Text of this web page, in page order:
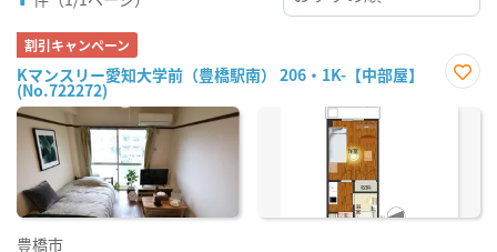
割引キャンペーン
Kマンスリー愛知大学前（豊橋駅南） 206・1K-【中部屋】
(No.722272)
に入
豊橋市